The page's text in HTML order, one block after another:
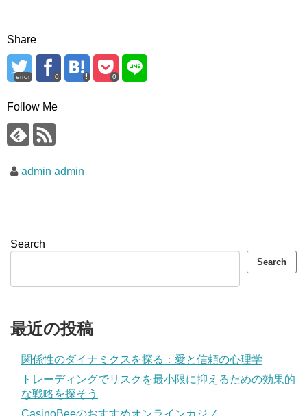
Share
error 0 0
Follow Me
admin admin
Search
Search
最近の投稿
関係性のダイナミクスを探る：愛と信頼の心理学
トレーディングでリスクを最小限に抑えるための効果的
な戦略を探そう
CasinoBeeのおすすめオンラインカジノ